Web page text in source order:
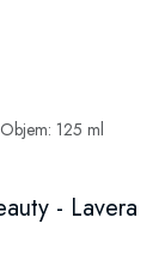
- Lavera